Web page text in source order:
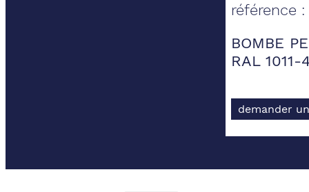
référence :
BOMBE
RAL
demander